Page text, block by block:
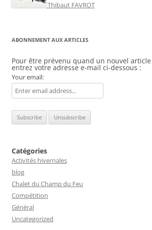
Thibaut FAVROT
ABONNEMENT AUX ARTICLES
Pour être prévenu quand un nouvel
entrez votre adresse e-mail ci-dessous :
Your email:
Catégories
Activités hivernales
blog
Chalet du Champ du Feu
Compétition
Général
Uncategorized